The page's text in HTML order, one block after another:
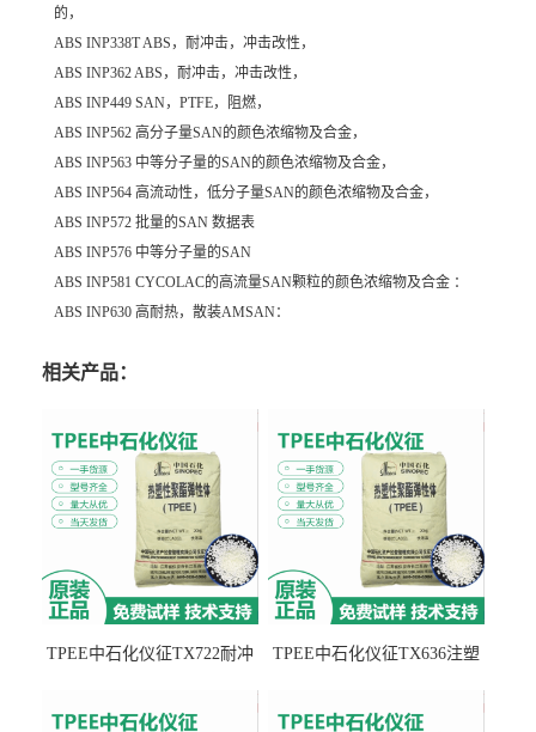
的，
ABS INP338T ABS，耐冲击，冲击改性，
ABS INP362 ABS，耐冲击，冲击改性，
ABS INP449 SAN，PTFE，阻燃，
ABS INP562 高分子量SAN的颜色浓缩物及合金，
ABS INP563 中等分子量的SAN的颜色浓缩物及合金，
ABS INP564 高流动性，低分子量SAN的颜色浓缩物及合金，
ABS INP572 批量的SAN 数据表
ABS INP576 中等分子量的SAN
ABS INP581 CYCOLAC的高流量SAN颗粒的颜色浓缩物及合金 ：
ABS INP630 高耐热，散装AMSAN：
相关产品：
TPEE中石化仪征TX722耐冲
TPEE中石化仪征TX636注塑